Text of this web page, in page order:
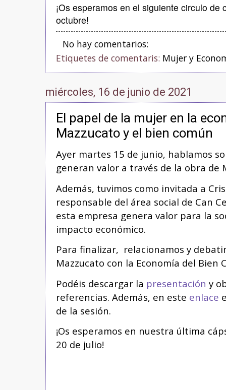
¡Os esperamos en el siguiente circulo
octubre!
No hay comentarios:
Etiquetes de comentaris: Mujer y
miércoles, 16 de junio de 2021
El papel de la mujer en la
Mazzucato y el bien común
Ayer martes 15 de junio, hablamos
generan valor a través de la obra de
Además, tuvimos como invitada a
responsable del área social de Can
esta empresa genera valor para la
impacto económico.
Para finalizar, relacionamos y
Mazzucato con la Economía del Bien
Podéis descargar la presentación y
referencias. Además, en este enlace
de la sesión.
¡Os esperamos en nuestra última
20 de julio!